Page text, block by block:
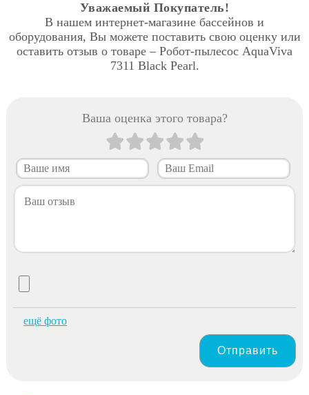
Уважаемый Покупатель!
В нашем интернет-магазине бассейнов и
оборудования, Вы можете поставить свою оценку или
оставить отзыв о товаре – Робот-пылесос AquaViva
7311 Black Pearl.
Ваша оценка этого товара?
ещё фото
Отправить